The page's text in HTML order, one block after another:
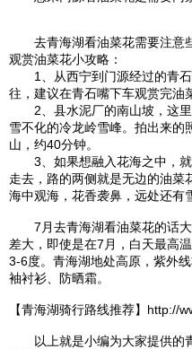
去青海湖看油菜花需要注意
观赏油菜花小攻略：
1、从西宁到 门源经过的青
往，建议在青石嘴下车观赏完油
2、县水泥厂的南山坡，这里
雪不化的冷龙岭雪峰。拍出来的
山，约40分钟。
3、如果想融入花海之中，就
走去，路的两侧就是无边的油菜
海中观海，花香袭鼻，远处还有
7月去青海湖看油菜花的话
差大，即使是在7月，白天最高
3-6度。 青海湖地处高原，紫外
袖衬衫、防晒霜。
【青海湖骑行路线推荐】http://
以上就是小编为大家提供的